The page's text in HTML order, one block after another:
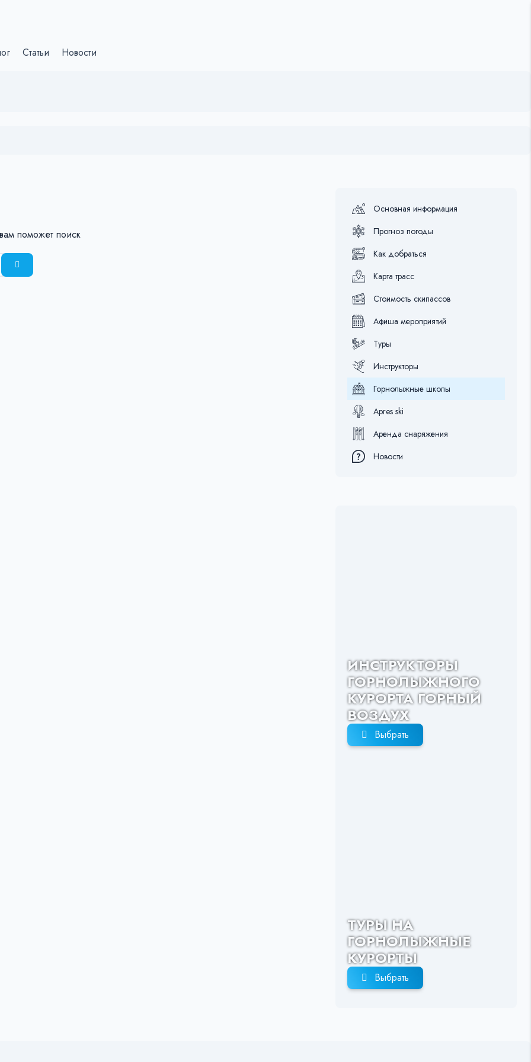
Статьи Новости
поможет поиск
Основная информация
Прогноз погоды
Как добраться
Карта трасс
Стоимость скипассов
Афиша мероприятий
Туры
Инструкторы
Горнолыжные школы
Apres ski
Аренда снаряжения
Новости
ИНСТРУКТОРЫ
ГОРНОЛЫЖНОГО
КУРОРТА ГОРНЫЙ
ВОЗДУХ
Выбрать
ТУРЫ НА
ГОРНОЛЫЖНЫЕ
КУРОРТЫ
Выбрать